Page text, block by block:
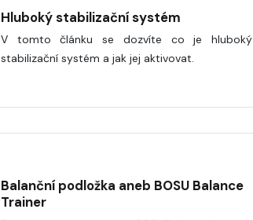
Hluboký stabilizační systém
V tomto článku se dozvíte co je hluboký
stabilizační systém a jak jej aktivovat.
Balanční podložka aneb BOSU Balance
Trainer